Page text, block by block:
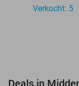
Verkocht: 5